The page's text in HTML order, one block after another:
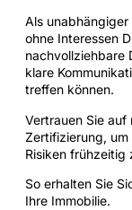
Als
ohne Interessen
nachvollziehbare
klare
treffen können.
Vertrauen Sie auf
Zertifizierung,
Risiken frühzeitig
So erhalten Sie
Ihre Immobilie.